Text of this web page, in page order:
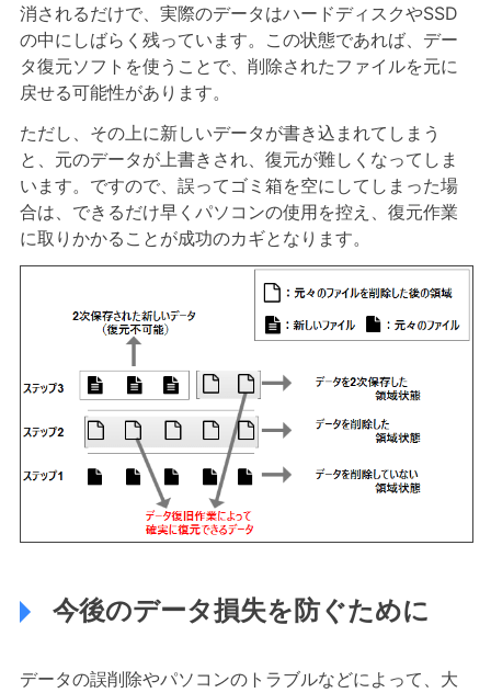
消されるだけで、実際のデータはハードディスクやSSD
の中にしばらく残っています。この状態であれば、デー
タ復元ソフトを使うことで、削除されたファイルを元に
戻せる可能性があります。
ただし、その上に新しいデータが書き込まれてしまう
と、元のデータが上書きされ、復元が難しくなってしま
います。ですので、誤ってゴミ箱を空にしてしまった場
合は、できるだけ早くパソコンの使用を控え、復元作業
に取りかかることが成功のカギとなります。
今後のデータ損失を防ぐために
データの誤削除やパソコンのトラブルなどによって、大